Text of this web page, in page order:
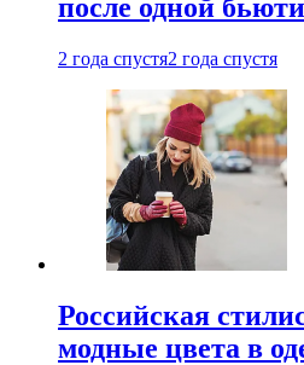
после одной
2 года спустя2 года спустя
Российская
модные цвета в